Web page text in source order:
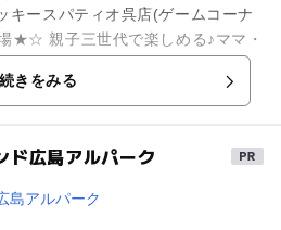
ースパティオ呉店(ゲームコーナ
母体ゆめタウン施設内には、フードコート・...
続きをみる
ド広島アルパーク